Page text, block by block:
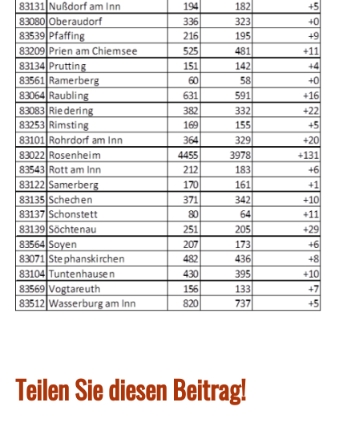
Teilen Sie diesen Beitrag!